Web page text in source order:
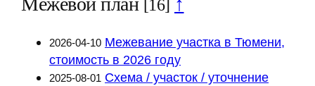
[16]
2026-04-10 Межевание участка в Тюмени,
стоимость в 2026 году
2025-08-01 Схема / участок / уточнение